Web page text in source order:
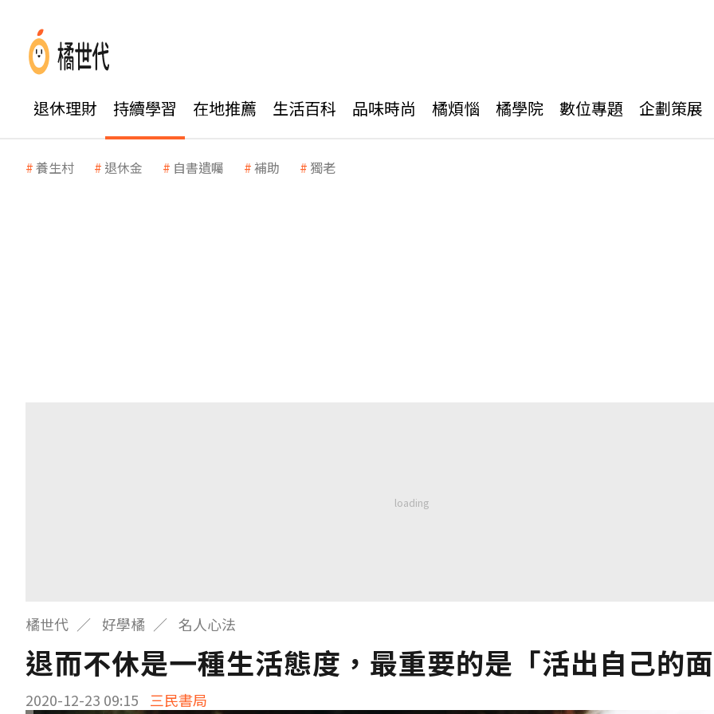
退休理財 持續學習 在地推薦 生活百科 品味時尚 橘煩惱 橘學院 數位專題 企劃策展
養生村 退休金 自書遺囑 補助 獨老
橘世代 好學橘 名人心法
退而不休是一種生活態度，最重要的是「活出自己的
2020-12-23 09:15 三民書局